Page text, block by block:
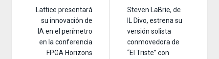
Lattice presentará
su innovación de
IA en el perímetro
en la conferencia
FPGA Horizons
Steven LaBrie, de
IL Divo, estrena su
versión solista
conmovedora de
“El Triste” con